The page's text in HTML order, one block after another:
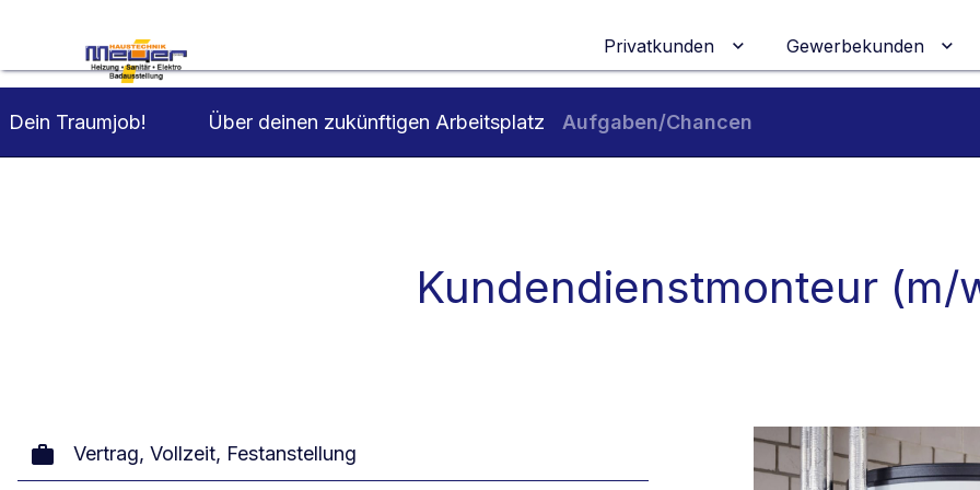
Privatkunden
Untermenü für
Gewerbekunden
Dein Traumjob! Über deinen zukünftigen Arbeitsplatz Aufgaben/Chancen
Kundendienstmonteur (m/
Vertrag, Vollzeit, Festanstellung